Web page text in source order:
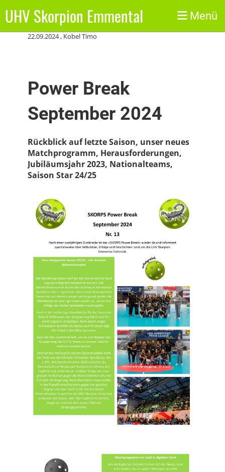
UHV Skorpion Emmental Menü
Zurück
22.09.2024, Kobel Timo
Power Break
September 2024
Rückblick auf letzte Saison, unser neues
Matchprogramm, Herausforderungen,
Jubiläumsjahr 2023, Nationalteams,
Saison Star 24/25